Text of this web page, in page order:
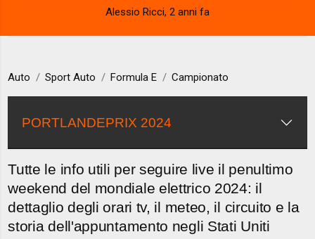
Alessio Ricci, 2 anni fa
Auto Sport Auto Formula E Campionato
PORTLANDEPRIX 2024
Tutte le info utili per seguire live il penultimo
weekend del mondiale elettrico 2024: il
dettaglio degli orari tv, il meteo, il circuito e la
storia dell'appuntamento negli Stati Uniti